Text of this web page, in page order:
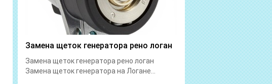
Замена щеток генератора рено логан
Замена щеток генератора рено логан
Замена щеток генератора на Логане...